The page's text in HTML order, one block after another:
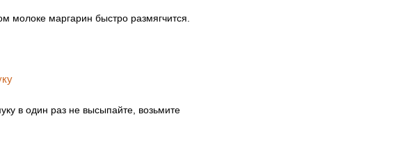
маргарин быстро размягчится.
в один раз не высыпайте, возьмите